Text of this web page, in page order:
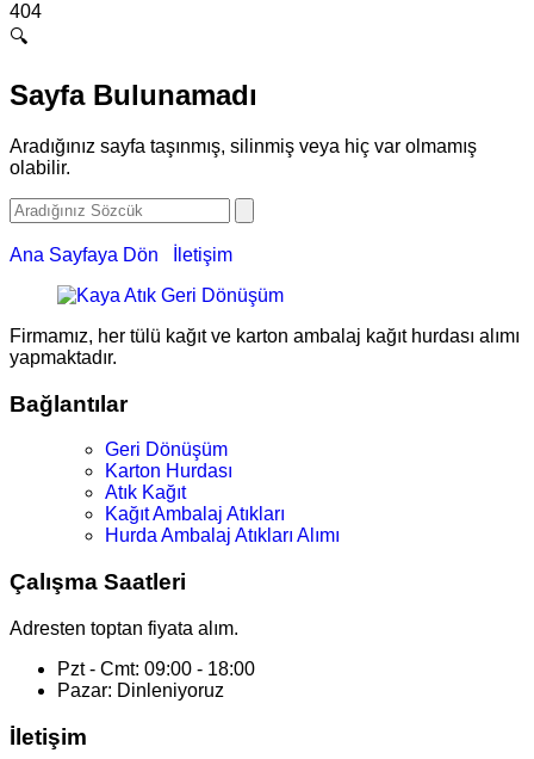
404
🔍
Sayfa Bulunamadı
Aradığınız sayfa taşınmış, silinmiş veya hiç var olmamış
olabilir.
Ana Sayfaya Dön İletişim
Firmamız, her tülü kağıt ve karton ambalaj kağıt hurdası alımı
yapmaktadır.
Bağlantılar
Geri Dönüşüm
Karton Hurdası
Atık Kağıt
Kağıt Ambalaj Atıkları
Hurda Ambalaj Atıkları Alımı
Çalışma Saatleri
Adresten toptan fiyata alım.
Pzt - Cmt: 09:00 - 18:00
Pazar: Dinleniyoruz
İletişim